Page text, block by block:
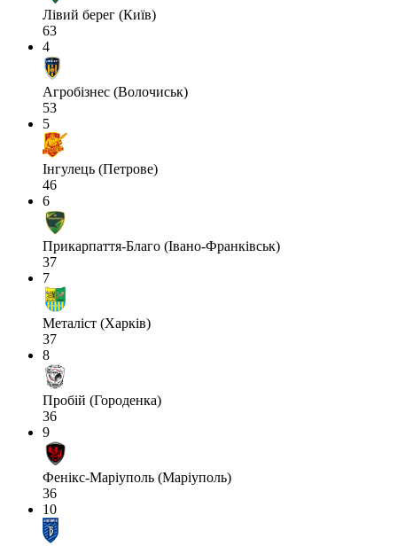
Лівий берег (Київ)
63
4
Агробізнес (Волочиськ)
53
5
Інгулець (Петрове)
46
6
Прикарпаття-Благо (Івано-Франківськ)
37
7
Металіст (Харків)
37
8
Пробій (Городенка)
36
9
Фенікс-Маріуполь (Маріуполь)
36
10